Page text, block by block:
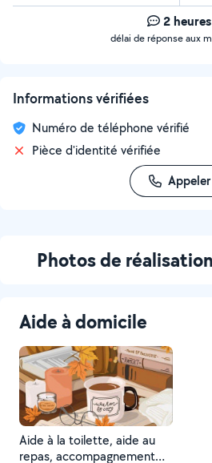
2 heures
délai de réponse aux
Informations vérifiées
Numéro de téléphone vérifié
Pièce d'identité vérifiée
Appeler
Photos de
Aide à domicile
Aide à la toilette, aide au
repas, accompagnement